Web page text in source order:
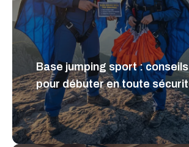
Base jumping sport :
pour débuter en toute